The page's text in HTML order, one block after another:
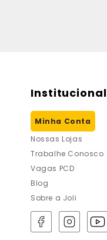
Institucional
Minha Conta
Nossas Lojas
Trabalhe Conosco
Vagas PCD
Blog
Sobre a Joli